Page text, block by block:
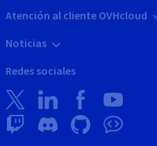
Atención al cliente OVHcloud
Noticias
Redes sociales